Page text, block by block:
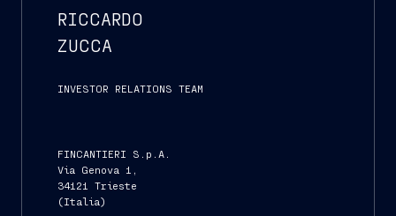
RICCARDO
ZUCCA
INVESTOR RELATIONS TEAM
FINCANTIERI S.p.A.
Via Genova 1,
34121 Trieste
(Italia)